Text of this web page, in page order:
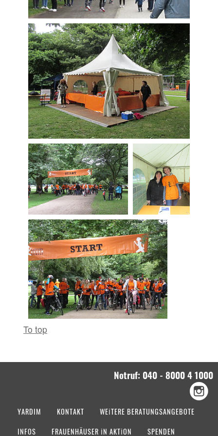
To top
Notruf: 040 - 8000 4 1000
YARDIM KONTAKT
WEITERE BERATUNGSANGEBOTE
INFOS
FRAUENHÄUSER IN AKTION SPENDEN